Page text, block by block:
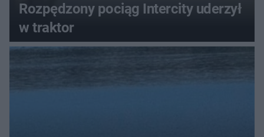
Rozpędzony pociąg Intercity uderzył
w traktor